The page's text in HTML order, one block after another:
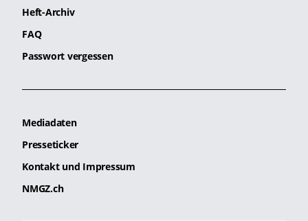
Heft-Archiv
FAQ
Passwort vergessen
Mediadaten
Presseticker
Kontakt und Impressum
NMGZ.ch